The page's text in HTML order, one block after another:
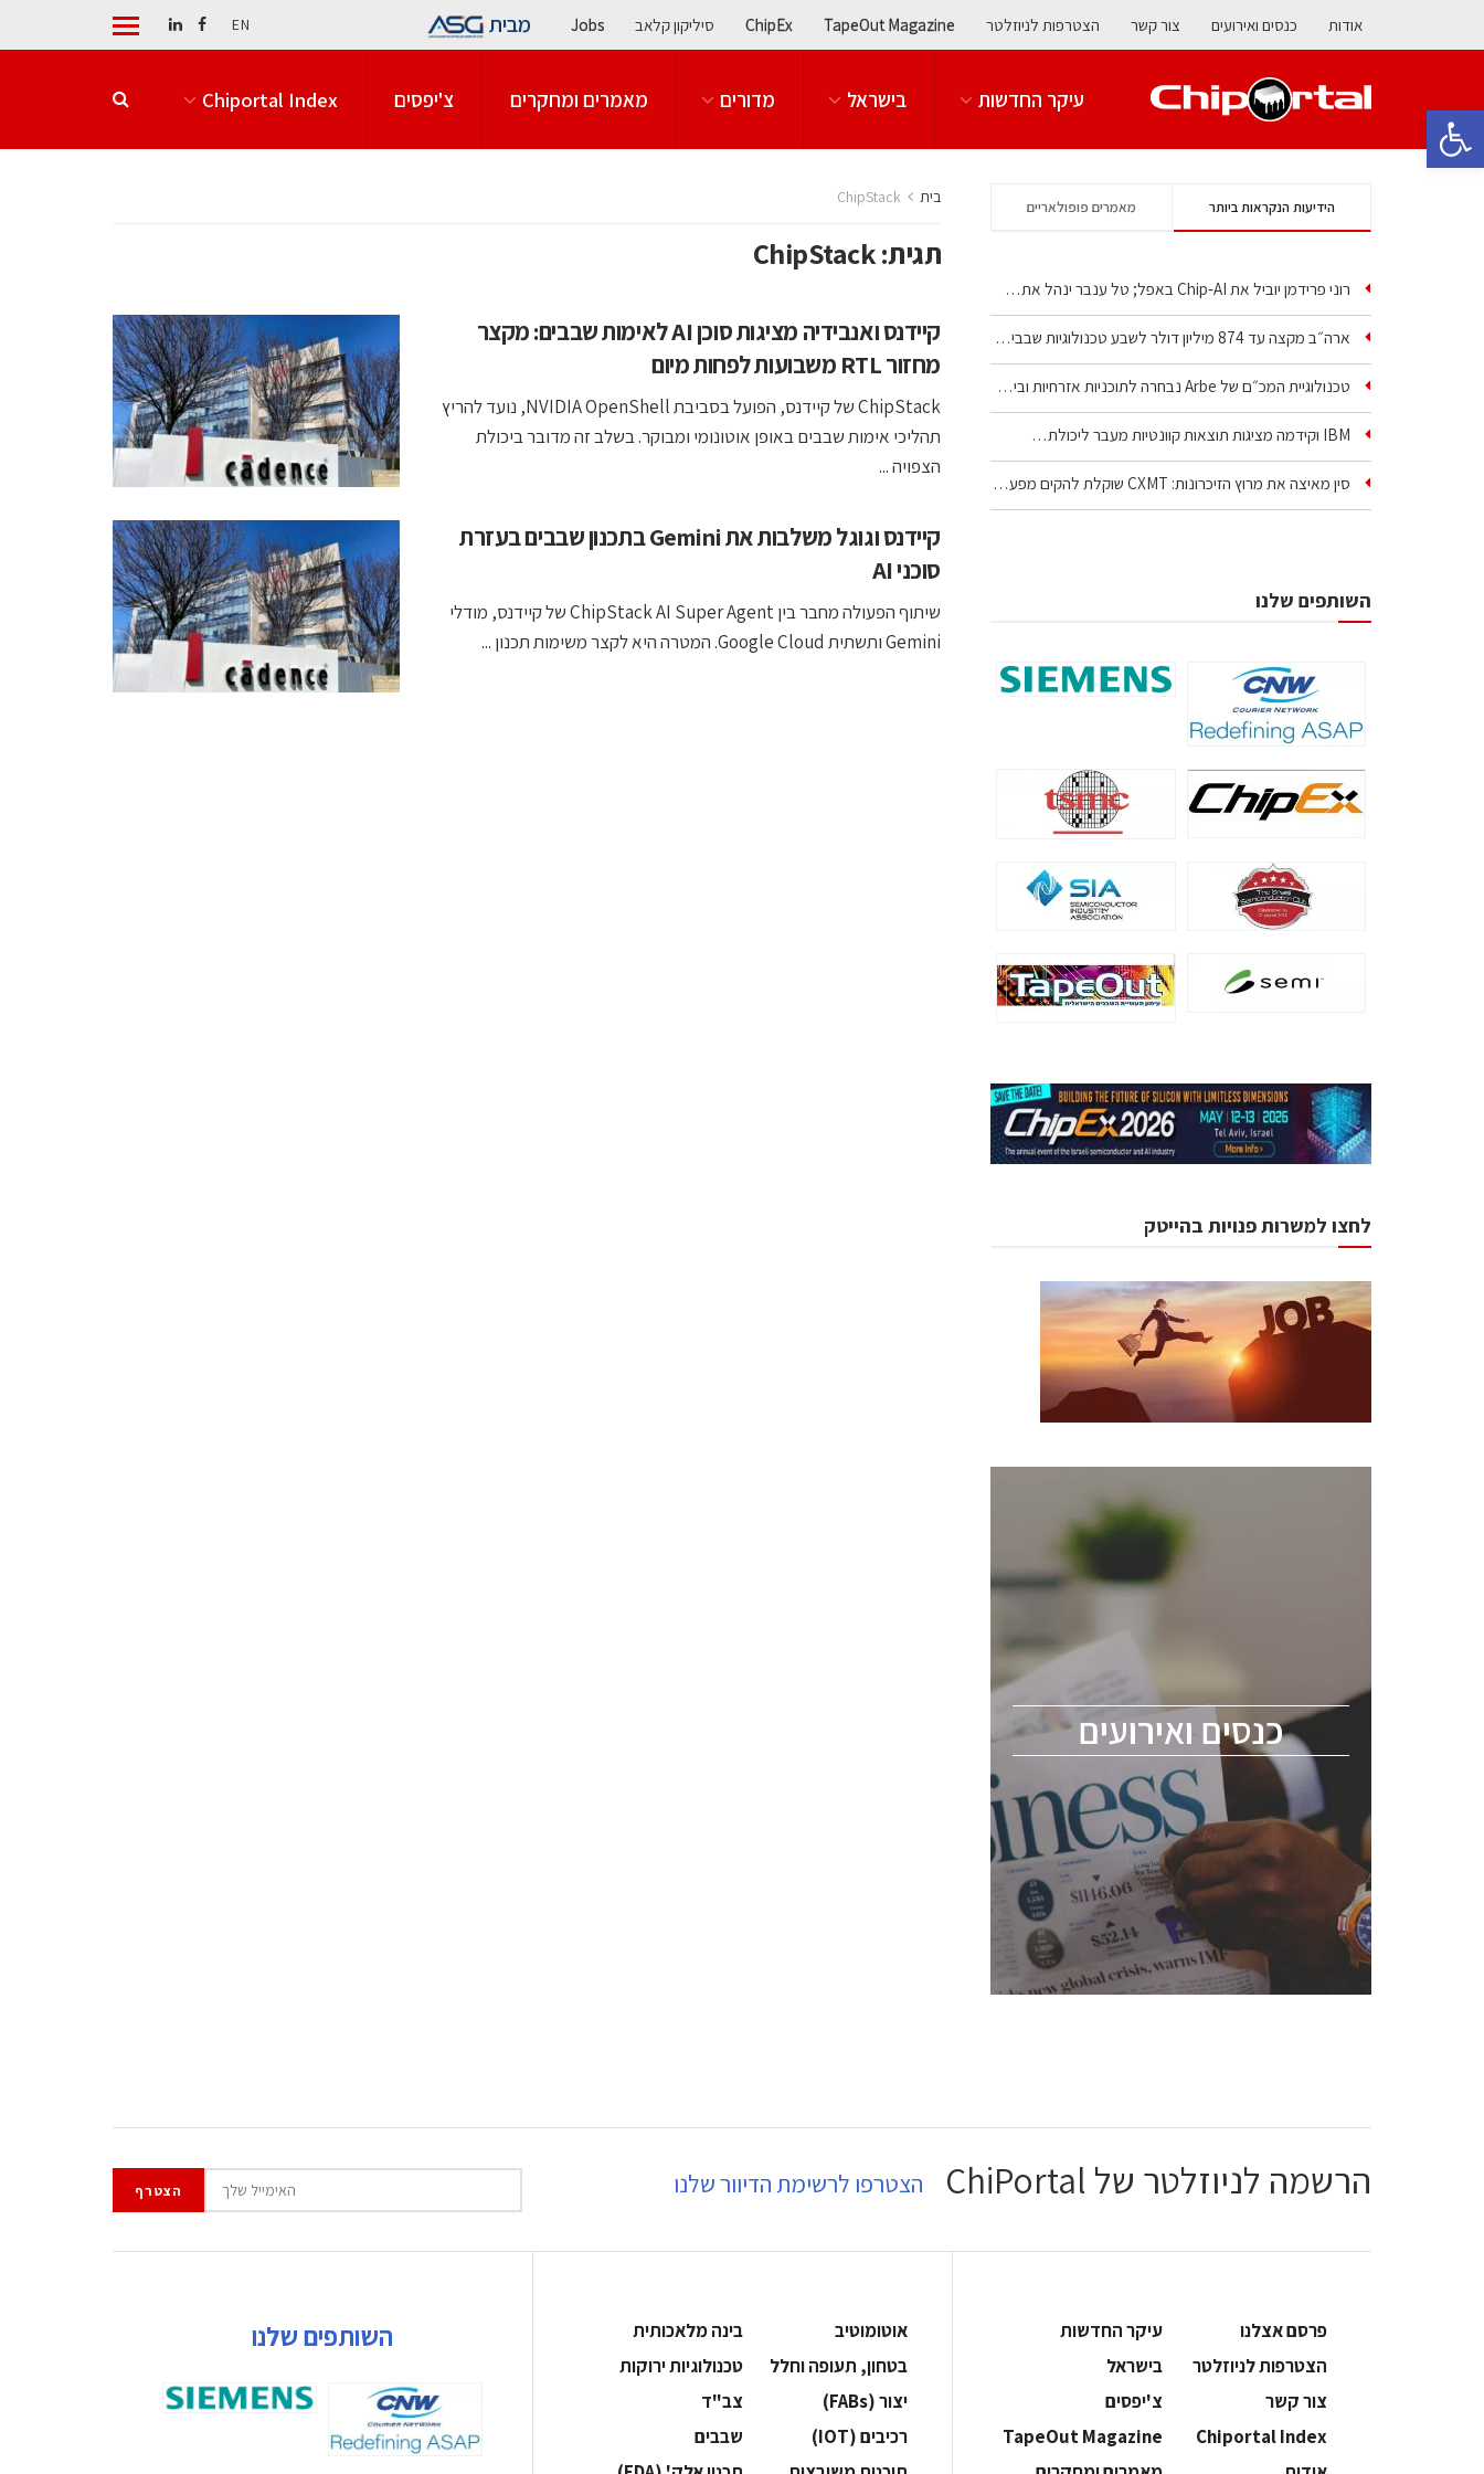
פתח סרגל נגישות
אודות כנסים ואירועים צור קשר הצטרפות לניוזלטר TapeOut Magazine
ChipEx סיליקון קלאב Jobs מבית EN
עיקר החדשות בישראל מדורים מאמרים ומחקרים צ'יפסים Chiportal Index
בית ChipStack
תגית:ChipStack
קיידנס ואנבידיה מציגות סוכן AI לאימות שבבים: מקצר
מחזור RTL משבועות לפחות מיום
ChipStack של קיידנס, הפועל בסביבת NVIDIA OpenShell, נועד להריץ
תהליכי אימות שבבים באופן אוטונומי ומבוקר. בשלב זה מדובר ביכולת
הצפויה ...
קיידנס וגוגל משלבות את Gemini בתכנון שבבים בעזרת
סוכני AI
שיתוף הפעולה מחבר בין ChipStack AI Super Agent של קיידנס, מודלי
Gemini ותשתית Google Cloud. המטרה היא לקצר משימות תכנון ...
הידיעות הנקראות ביותר מאמרים פופולאריים
רוני פרידמן יוביל את Chip‑AI באפל; טל ענבר ינהל את…
ארה״ב מקצה עד 874 מיליון דולר לשבע טכנולוגיות שבבים…
טכנולוגיית המכ״ם של Arbe נבחרה לתוכניות אזרחיות וביטחוניות
IBM וקידמה מציגות תוצאות קוונטיות מעבר ליכולת…
סין מאיצה את מרוץ הזיכרונות: CXMT שוקלת להקים מפעל…
השותפים שלנו
לחצו למשרות פנויות בהייטק
כנסים ואירועים
כנסים ואירועים
הסמיקונדקטור כולל מהנדסים, מומחים מקצועיים
ChipEx2026 will be held on May 12-13,
2026. The conference is intended for
everyone involved in the semiconductor
industry, including engineers, professional
experts, and senior executives.
לחץ לפרטים
הרשמה לניוזלטר של ChiPortal הצטרפו לרשימת הדיוור שלנו
פרסם אצלנו
עיקר החדשות
הצטרפות לניוזלטר
בישראל
צור קשר
צ'יפסים
Chiportal Index
TapeOut Magazine
אוטומוטיב
בינה מלאכותית
בטחון, תעופה וחלל
‫טכנולוגיות ירוקות‬
‫יצור (‪(FABs‬‬
‫צב"ד‬
‫רכיבים‬ (IOT)
‫שבבים‬
השותפים שלנו